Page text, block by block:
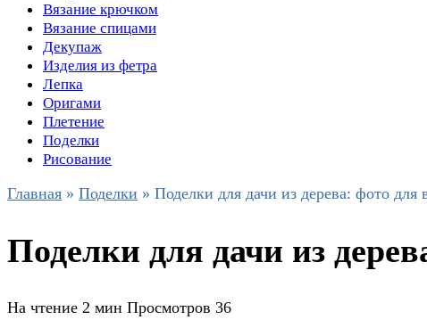
Вязание крючком
Вязание спицами
Декупаж
Изделия из фетра
Лепка
Оригами
Плетение
Поделки
Рисование
Главная » Поделки » Поделки для дачи из дерева: фото для
Поделки для дачи из
На чтение 2 мин Просмотров 36